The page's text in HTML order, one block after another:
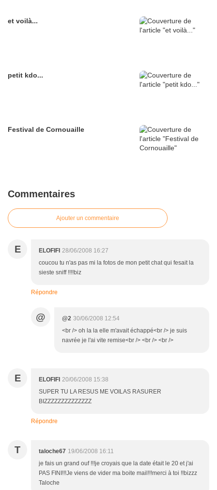
et voilà...
petit kdo...
Festival de Cornouaille
Commentaires
Ajouter un commentaire
E ELOFIFI 28/06/2008 16:27
coucou tu n'as pas mi la fotos de mon petit chat qui fesait la
sieste sniff !!!!biz
Répondre
@ @2 30/06/2008 12:54
<br /> oh la la elle m'avait échappé<br /> je suis
navrée je l'ai vite remise<br /> <br /> <br />
E ELOFIFI 20/06/2008 15:38
SUPER TU LA RESUS ME VOILAS RASURER
BIZZZZZZZZZZZZZZ
Répondre
T taloche67 19/06/2008 16:11
je fais un grand ouf !!!je croyais que la date était le 20 et j'ai
PAS FINI!!!Je viens de vider ma boite mail!!!merci à toi !!bizzz
Taloche